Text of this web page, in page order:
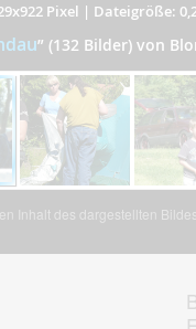
Pixel | Dateigröße:
” (132 Bilder) von
des dargestellten